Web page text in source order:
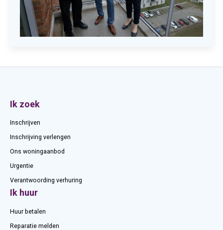
Contactinformatie
Ik zoek
Inschrijven
Inschrijving verlengen
Ons woningaanbod
Urgentie
Verantwoording verhuring
Ik huur
Huur betalen
Reparatie melden